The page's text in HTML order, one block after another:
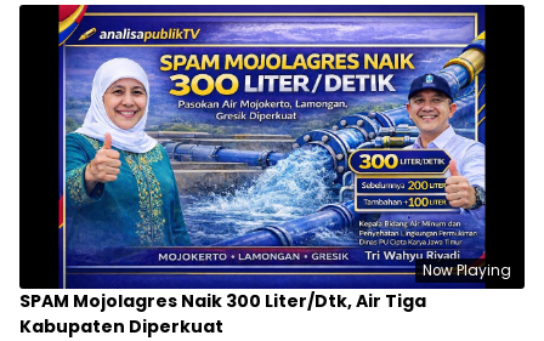
Now Playing
SPAM Mojolagres Naik 300 Liter/Dtk, Air Tiga
Kabupaten Diperkuat